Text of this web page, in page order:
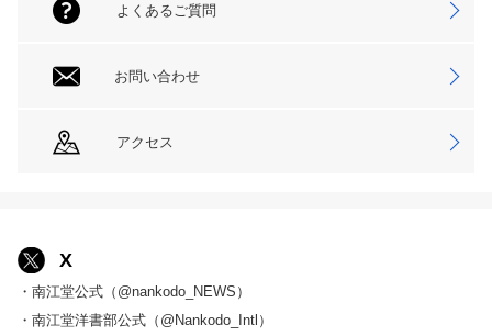
よくあるご質問
お問い合わせ
アクセス
X
・南江堂公式（@nankodo_NEWS）
・南江堂洋書部公式（@Nankodo_Intl）